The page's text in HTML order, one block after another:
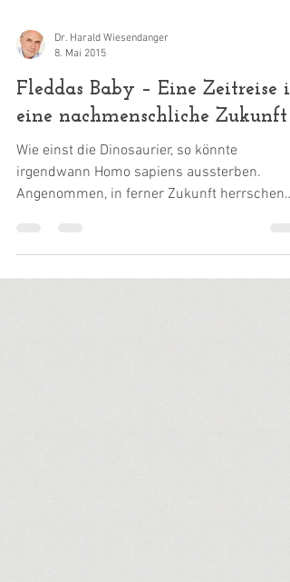
Dr. Harald Wiesendanger
8. Mai 2015
eine nachmenschliche Zukunft
Wie einst die Dino­saurier, so könnte
hochentwickelte...